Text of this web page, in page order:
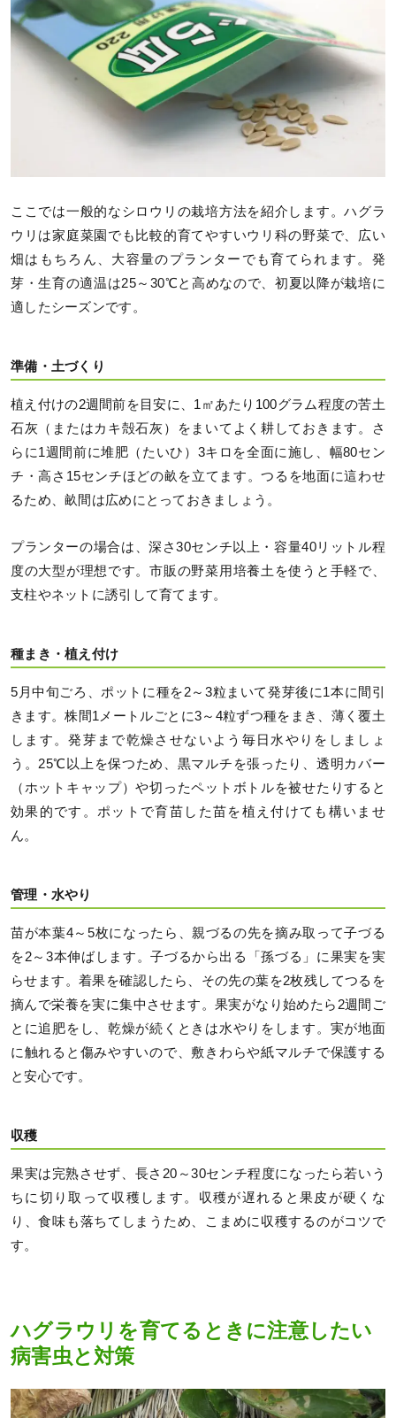
ここでは一般的なシロウリの栽培方法を紹介します。ハグラ
ウリは家庭菜園でも比較的育てやすいウリ科の野菜で、広い
畑はもちろん、大容量のプランターでも育てられます。発
芽・生育の適温は25～30℃と高めなので、初夏以降が栽培に
適したシーズンです。
準備・土づくり
植え付けの2週間前を目安に、1㎡あたり100グラム程度の苦土
石灰（またはカキ殻石灰）をまいてよく耕しておきます。さ
らに1週間前に堆肥（たいひ）3キロを全面に施し、幅80セン
チ・高さ15センチほどの畝を立てます。つるを地面に這わせ
るため、畝間は広めにとっておきましょう。
プランターの場合は、深さ30センチ以上・容量40リットル程
度の大型が理想です。市販の野菜用培養土を使うと手軽で、
支柱やネットに誘引して育てます。
種まき・植え付け
5月中旬ごろ、ポットに種を2～3粒まいて発芽後に1本に間引
きます。株間1メートルごとに3～4粒ずつ種をまき、薄く覆土
します。発芽まで乾燥させないよう毎日水やりをしましょ
う。25℃以上を保つため、黒マルチを張ったり、透明カバー
（ホットキャップ）や切ったペットボトルを被せたりすると
効果的です。ポットで育苗した苗を植え付けても構いませ
ん。
管理・水やり
苗が本葉4～5枚になったら、親づるの先を摘み取って子づる
を2～3本伸ばします。子づるから出る「孫づる」に果実を実
らせます。着果を確認したら、その先の葉を2枚残してつるを
摘んで栄養を実に集中させます。果実がなり始めたら2週間ご
とに追肥をし、乾燥が続くときは水やりをします。実が地面
に触れると傷みやすいので、敷きわらや紙マルチで保護する
と安心です。
収穫
果実は完熟させず、長さ20～30センチ程度になったら若いう
ちに切り取って収穫します。収穫が遅れると果皮が硬くな
り、食味も落ちてしまうため、こまめに収穫するのがコツで
す。
ハグラウリを育てるときに注意したい
病害虫と対策